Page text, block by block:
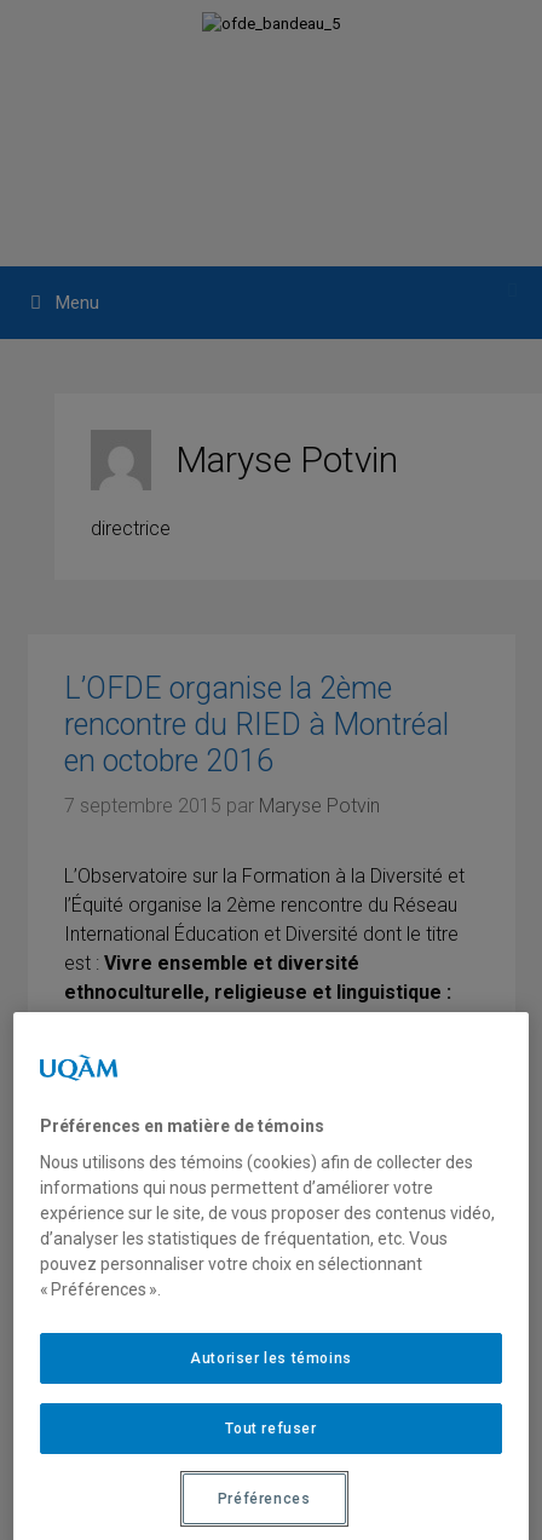
Menu
Maryse Potvin
directrice
L’OFDE organise la 2ème
rencontre du RIED à Montréal
en octobre 2016
7 septembre 2015 par Maryse Potvin
L’Observatoire sur la Formation à la Diversité et
l’Équité organise la 2ème rencontre du Réseau
International Éducation et Diversité dont le titre
est : Vivre ensemble et diversité
ethnoculturelle, religieuse et linguistique :
prospectives
scolaire
Cet événement se tiendra à Montréal les 26, 27
et 28 octobre 2016 et fait suite à la rencontre
ayant eu lieu à Marseille en octobre 2014. Ce
sera l’occasion de poursuivre l’exploration
comparative des principaux
l’accompagnement du personnel scolaire sur
l’équité, la diversité et le vivre ensemble.
Le programme de la rencontre et des
informations pratiques seront disponible sous
Préférences en matière de témoins
Nous utilisons des témoins (cookies) afin de collecter des
informations qui nous permettent d’améliorer votre
expérience sur le site, de vous proposer des contenus vidéo,
d’analyser les statistiques de fréquentation, etc. Vous
pouvez personnaliser votre choix en sélectionnant
« Préférences ».
Tout refuser
Autoriser les témoins
Préférences